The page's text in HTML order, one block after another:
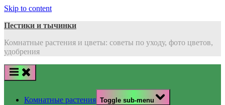
Skip to content
Пестики и тычинки
Комнатные растения и цветы: советы по уходу, фото цветов,
удобрения
Комнатные растения Toggle sub-menu